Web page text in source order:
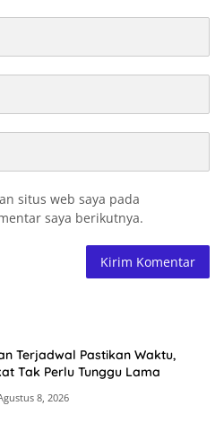
situs web saya pada
saya berikutnya.
Terjadwal Pastikan Waktu,
Tak Perlu Tunggu Lama
8, 2026